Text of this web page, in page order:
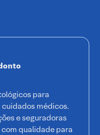
para
médicos.
e seguradoras
qualidade para